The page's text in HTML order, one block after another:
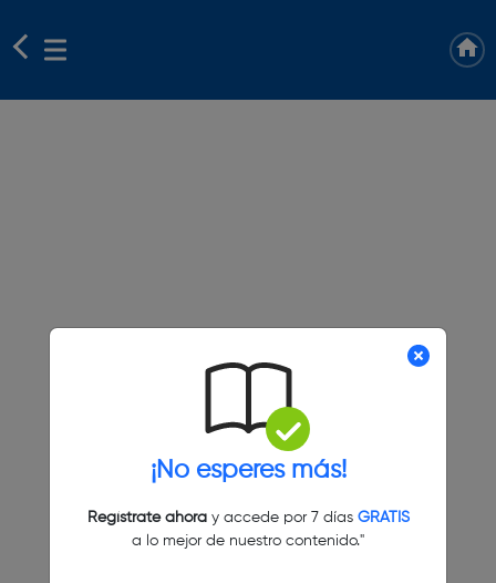
¡No esperes más!
Regístrate ahoray accede por 7 días GRATIS
a lo mejor de nuestro contenido."